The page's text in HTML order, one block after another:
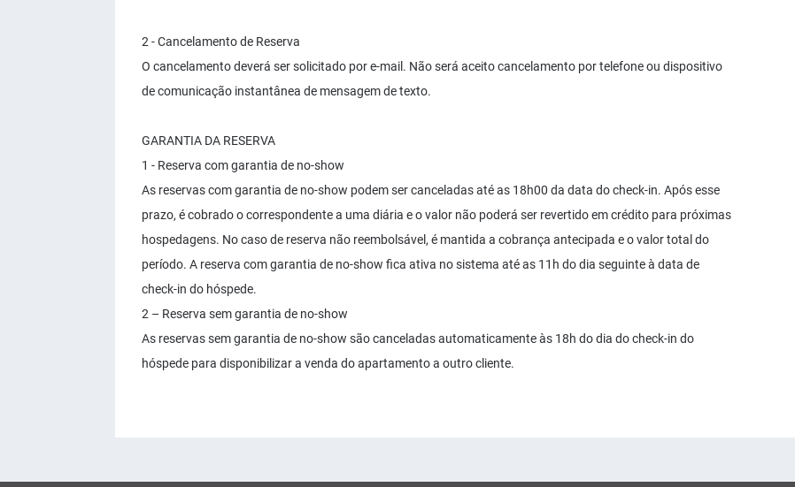
2 - Cancelamento de Reserva
O cancelamento deverá ser solicitado por e-mail. Não será aceito cancelamento por telefone ou dispositivo
de comunicação instantânea de mensagem de texto.
GARANTIA DA RESERVA
1 - Reserva com garantia de no-show
As reservas com garantia de no-show podem ser canceladas até as 18h00 da data do check-in. Após esse
prazo, é cobrado o correspondente a uma diária e o valor não poderá ser revertido em crédito para próximas
hospedagens. No caso de reserva não reembolsável, é mantida a cobrança antecipada e o valor total do
período. A reserva com garantia de no-show fica ativa no sistema até as 11h do dia seguinte à data de
check-in do hóspede.
2 – Reserva sem garantia de no-show
As reservas sem garantia de no-show são canceladas automaticamente às 18h do dia do check-in do
hóspede para disponibilizar a venda do apartamento a outro cliente.